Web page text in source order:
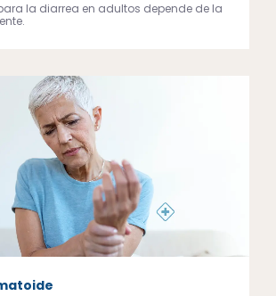
la diarrea en adultos depende de la